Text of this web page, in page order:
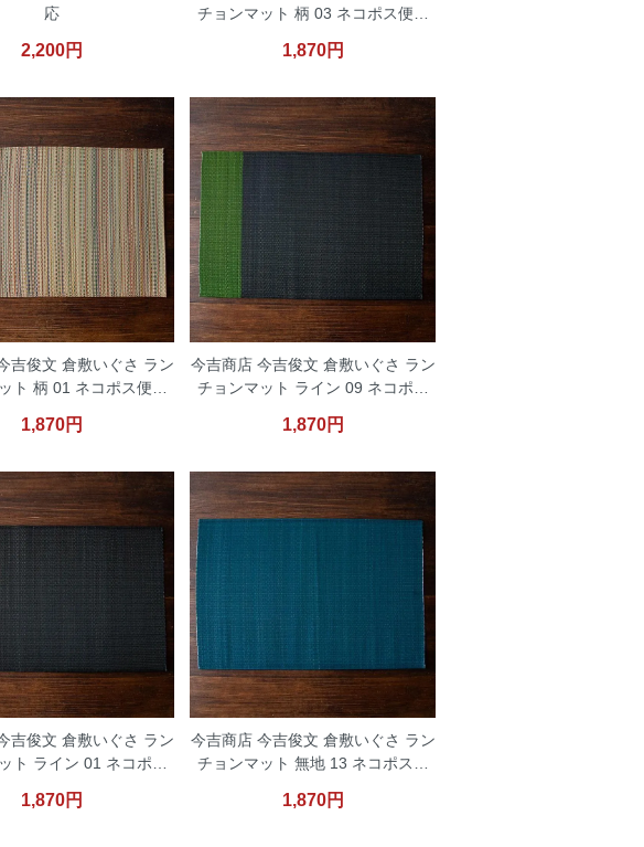
応
2,200円
チョンマット 柄 03 ネコポス便対
1,870円
吉俊文 倉敷いぐさ ラン
ト 柄 01 ネコポス便対
1,870円
今吉商店 今吉俊文 倉敷いぐさ ラン
チョンマット ライン 09 ネコポス
1,870円
吉俊文 倉敷いぐさ ラン
ト ライン 01 ネコポス
1,870円
今吉商店 今吉俊文 倉敷いぐさ ラン
チョンマット 無地 13 ネコポス便
1,870円